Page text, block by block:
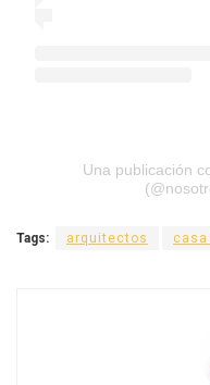
Una publicación
Tags: arquitectos